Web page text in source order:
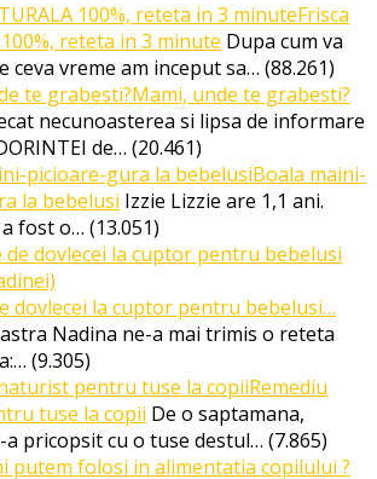
Frisca
reteta in 3 minute Dupa cum va
ceva vreme am inceput sa… (88.261)
Mami, unde te grabesti?
necunoasterea si lipsa de informare
de… (20.461)
Boala maini-
la bebelusi Izzie Lizzie are 1,1 ani.
a fost o… (13.051)
dovlecei la cuptor pentru bebelusi…
Nadina ne-a mai trimis o reteta
(9.305)
Remediu
tuse la copii De o saptamana,
a pricopsit cu o tuse destul… (7.865)